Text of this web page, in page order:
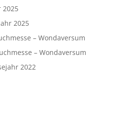
2025
2025
– Wondaversum
– Wondaversum
2022